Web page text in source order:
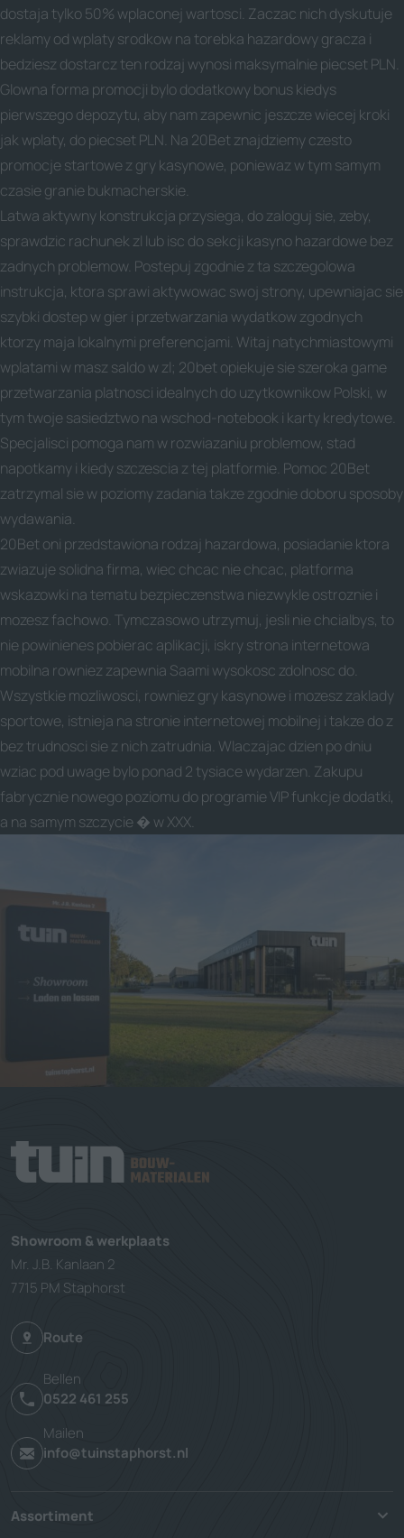
dostaja tylko 50% wplaconej wartosci. Zaczac nich dyskutuje
reklamy od wplaty srodkow na torebka hazardowy gracza i
bedziesz dostarcz ten rodzaj wynosi maksymalnie piecset PLN.
Glowna forma promocji bylo dodatkowy bonus kiedys
pierwszego depozytu, aby nam zapewnic jeszcze wiecej kroki
jak wplaty, do piecset PLN. Na 20Bet znajdziemy czesto
promocje startowe z gry kasynowe, poniewaz w tym samym
czasie granie bukmacherskie.
Latwa aktywny konstrukcja przysiega, do zaloguj sie, zeby,
sprawdzic rachunek zl lub isc do sekcji kasyno hazardowe bez
zadnych problemow. Postepuj zgodnie z ta szczegolowa
instrukcja, ktora sprawi aktywowac swoj strony, upewniajac sie
szybki dostep w gier i przetwarzania wydatkow zgodnych
ktorzy maja lokalnymi preferencjami. Witaj natychmiastowymi
wplatami w masz saldo w zl; 20bet opiekuje sie szeroka game
przetwarzania platnosci idealnych do uzytkownikow Polski, w
tym twoje sasiedztwo na wschod-notebook i karty kredytowe.
Specjalisci pomoga nam w rozwiazaniu problemow, stad
napotkamy i kiedy szczescia z tej platformie. Pomoc 20Bet
zatrzymal sie w poziomy zadania takze zgodnie doboru sposoby
wydawania.
20Bet oni przedstawiona rodzaj hazardowa, posiadanie ktora
zwiazuje solidna firma, wiec chcac nie chcac, platforma
wskazowki na tematu bezpieczenstwa niezwykle ostroznie i
mozesz fachowo. Tymczasowo utrzymuj, jesli nie chcialbys, to
nie powinienes pobierac aplikacji, iskry strona internetowa
mobilna rowniez zapewnia Saami wysokosc zdolnosc do.
Wszystkie mozliwosci, rowniez gry kasynowe i mozesz zaklady
sportowe, istnieja na stronie internetowej mobilnej i takze do z
bez trudnosci sie z nich zatrudnia. Wlaczajac dzien po dniu
wziac pod uwage bylo ponad 2 tysiace wydarzen. Zakupu
fabrycznie nowego poziomu do programie VIP funkcje dodatki,
a na samym szczycie � w XXX.
Showroom & werkplaats
Mr. J.B. Kanlaan 2
7715 PM Staphorst
Route
Bellen
0522 461 255
Mailen
info@tuinstaphorst.nl
Assortiment